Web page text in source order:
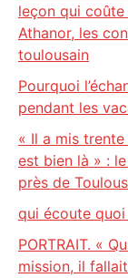
leçon qui
Athanor, les
toulousain
Pourquoi
pendant les
« Il a mis
est bien là » :
près de
qui écoute
PORTRAIT. «
mission, il